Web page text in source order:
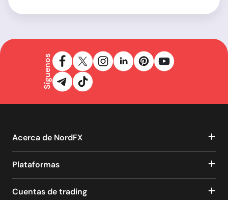
Síguenos
Acerca de NordFX
Plataformas
Cuentas de trading